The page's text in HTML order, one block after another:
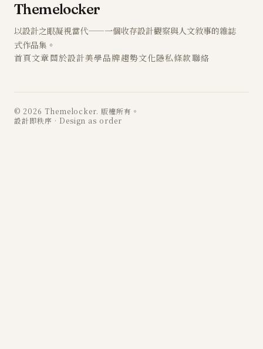
Themelocker
以設計之眼凝視當代——一個收存設計觀察與人文敘事的雜誌
式作品集。
首頁文章關於設計美學品牌趨勢文化隱私條款聯絡
© 2026 Themelocker. 版權所有。
設計即秩序 · Design as order